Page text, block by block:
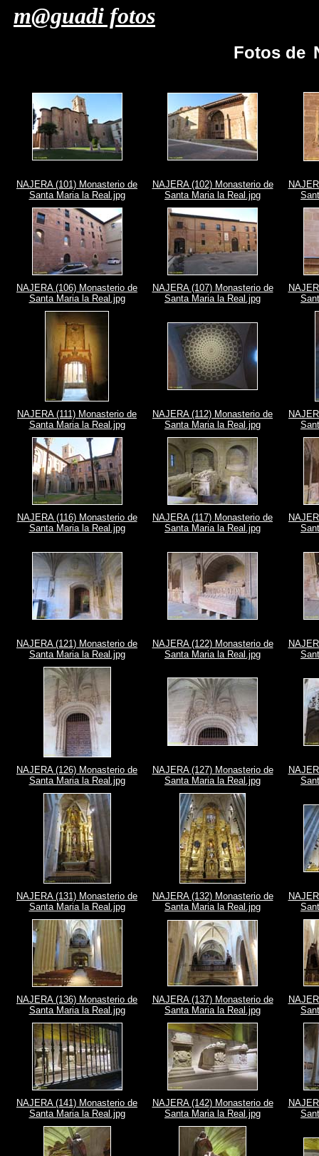
m@guadi fotos
Fotos de
NAJERA (101) Monasterio de
Santa Maria la Real.jpg
NAJERA (102) Monasterio de
Santa Maria la Real.jpg
NAJERA (106) Monasterio de
Santa Maria la Real.jpg
NAJERA (107) Monasterio de
Santa Maria la Real.jpg
NAJERA (111) Monasterio de
Santa Maria la Real.jpg
NAJERA (112) Monasterio de
Santa Maria la Real.jpg
NAJERA (116) Monasterio de
Santa Maria la Real.jpg
NAJERA (117) Monasterio de
Santa Maria la Real.jpg
NAJERA (121) Monasterio de
Santa Maria la Real.jpg
NAJERA (122) Monasterio de
Santa Maria la Real.jpg
NAJERA (126) Monasterio de
Santa Maria la Real.jpg
NAJERA (127) Monasterio de
Santa Maria la Real.jpg
NAJERA (131) Monasterio de
Santa Maria la Real.jpg
NAJERA (132) Monasterio de
Santa Maria la Real.jpg
NAJERA (136) Monasterio de
Santa Maria la Real.jpg
NAJERA (137) Monasterio de
Santa Maria la Real.jpg
NAJERA (141) Monasterio de
Santa Maria la Real.jpg
NAJERA (142) Monasterio de
Santa Maria la Real.jpg